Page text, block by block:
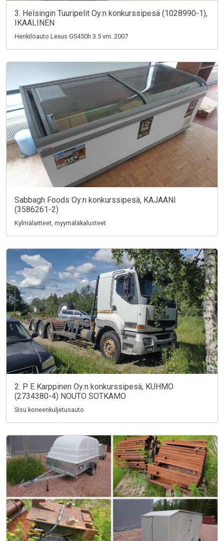
3. Helsingin Tuuripelit Oy:n konkurssipesä (1028990-1),
IKAALINEN
Henkilöauto Lexus GS450h 3.5 vm. 2007
Sabbagh Foods Oy:n konkurssipesä, KAJAANI
(3586261-2)
Kylmälaitteet, myymäläkalusteet
2. P E Karppinen Oy:n konkurssipesä, KUHMO
(2734380-4) NOUTO SOTKAMO
Sisu koneenkuljetusauto